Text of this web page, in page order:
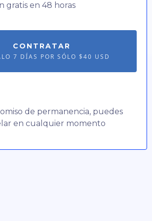
gratis en 48 horas
CONTRATAR
7 DÍAS POR SÓLO $40 USD
de permanencia, puedes
en cualquier momento